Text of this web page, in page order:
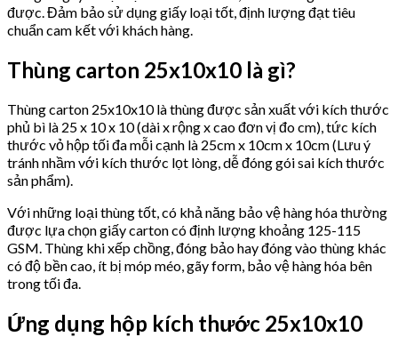
được. Đảm bảo sử dụng giấy loại tốt, định lượng đạt tiêu
chuẩn cam kết với khách hàng.
Thùng carton 25x10x10 là gì?
Thùng carton 25x10x10 là thùng được sản xuất với kích thước
phủ bì là 25 x 10 x 10 (dài x rộng x cao đơn vị đo cm), tức kích
thước vỏ hộp tối đa mỗi cạnh là 25cm x 10cm x 10cm (Lưu ý
tránh nhầm với kích thước lọt lòng, dễ đóng gói sai kích thước
sản phẩm).
Với những loại thùng tốt, có khả năng bảo vệ hàng hóa thường
được lựa chọn giấy carton có định lượng khoảng 125-115
GSM. Thùng khi xếp chồng, đóng bảo hay đóng vào thùng khác
có độ bền cao, ít bị móp méo, gãy form, bảo vệ hàng hóa bên
trong tối đa.
Ứng dụng hộp kích thước 25x10x10